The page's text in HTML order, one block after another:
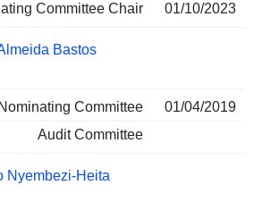
Committee Chair
01/10/2023
Bastos
Nominating Committee
01/04/2019
Audit Committee
Nyembezi-Heita